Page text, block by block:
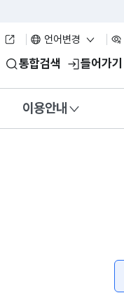
언어변경
통합검색 들어가기
이용안내